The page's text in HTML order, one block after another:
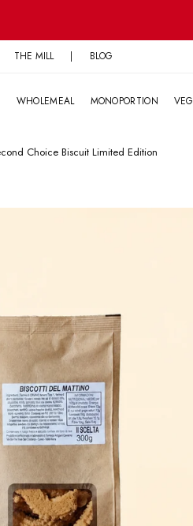
THE MILL | BLOG
WHOLEMEAL MONOPORTION VEG
Choice Biscuit Limited Edition